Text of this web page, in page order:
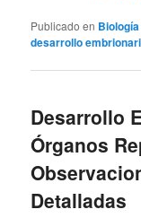
Publicado en Biología
desarrollo
Desarrollo
Órganos
Detalladas